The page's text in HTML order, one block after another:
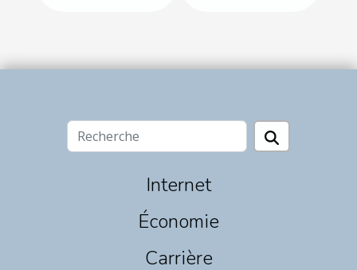
Internet
Économie
Carrière